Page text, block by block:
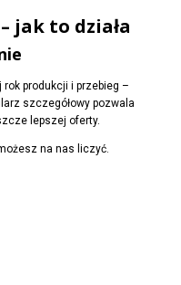
jak to działa
produkcji i przebieg –
szczegółowy pozwala
lepszej oferty.
na nas liczyć.